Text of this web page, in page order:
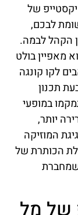
של
לבכם,
הקהל לבמה.
מאפיין בולט
לקו קונגה
תכנון
במופעי
יותר,
המוזיקה
הכותרת של
שמחברת